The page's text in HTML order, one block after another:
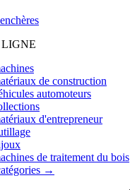
de construction
automoteurs
d'entrepreneur
de traitement du bois
→